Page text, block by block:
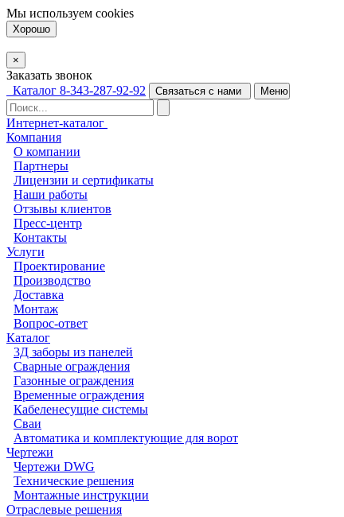
Мы используем cookies
Хорошо
×
Заказать звонок
Каталог 8-343-287-92-92 Связаться с нами Меню
Интернет-каталог
Компания
О компании
Партнеры
Лицензии и сертификаты
Наши работы
Отзывы клиентов
Пресс-центр
Контакты
Услуги
Проектирование
Производство
Доставка
Монтаж
Вопрос-ответ
Каталог
3Д заборы из панелей
Сварные ограждения
Газонные ограждения
Временные ограждения
Кабеленесущие системы
Cваи
Автоматика и комплектующие для ворот
Чертежи
Чертежи DWG
Технические решения
Монтажные инструкции
Отраслевые решения